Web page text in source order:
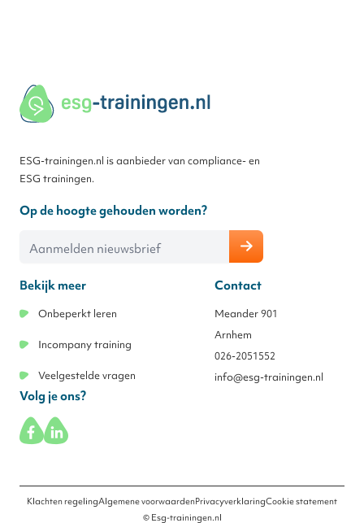
Bekijk meer
Onbeperkt leren
Incompany training
Veelgestelde vragen
Contact
Meander 901
Arnhem
026-2051552
info@esg-trainingen.nl
Volg je ons?
ESG-trainingen.nl is aanbieder van compliance- en
ESG trainingen.
Op de hoogte gehouden worden?
© Esg-trainingen.nl
Klachten regelingAlgemene voorwaardenPrivacyverklaringCookie statement